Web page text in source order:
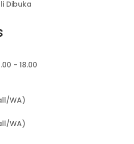
Dibuka
- 18.00
WA)
WA)